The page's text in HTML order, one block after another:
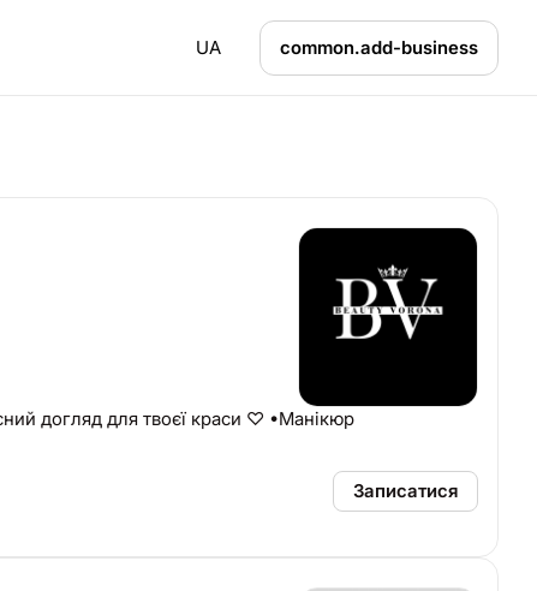
UA common.add-business
догляд для твоєї краси ♡ •Манікюр
Записатися